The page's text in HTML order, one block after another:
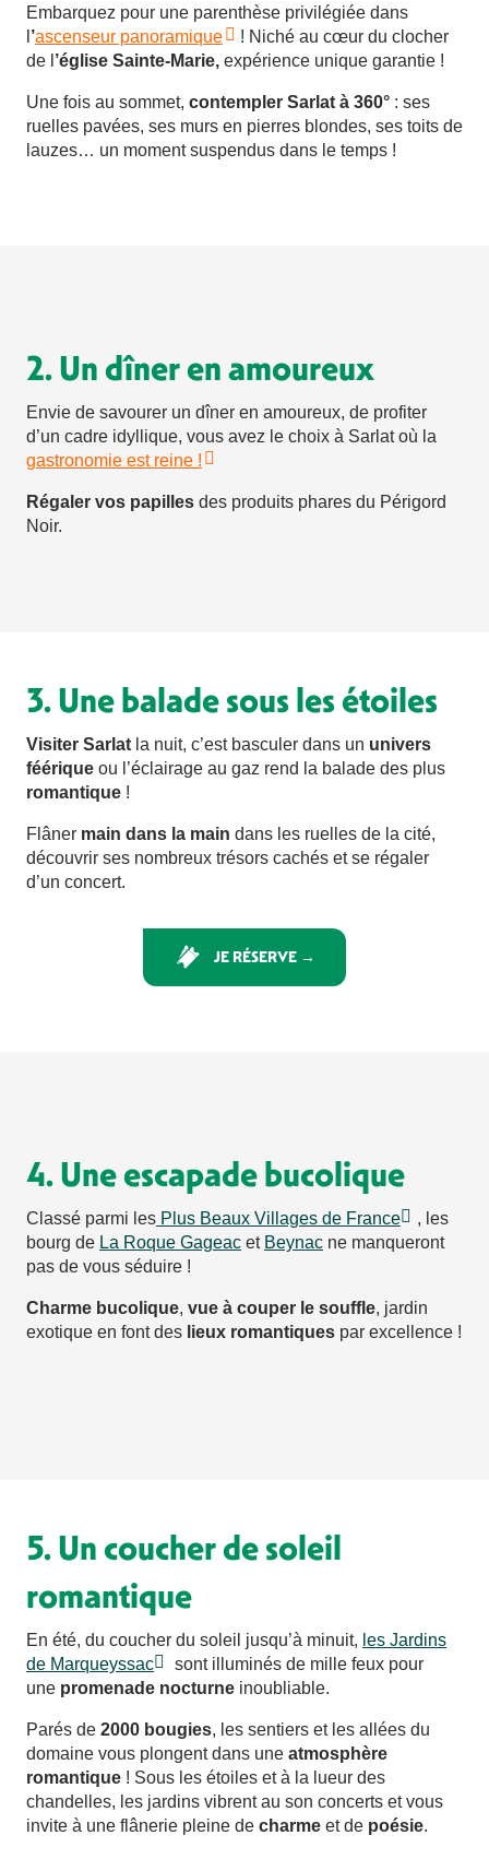
Embarquez pour une parenthèse privilégiée dans
’ascenseur panoramique
! Niché au cœur du clocher
de l ’église Sainte-Marie, expérience unique garantie !
Une fois au sommet, contempler Sarlat à 360° : ses
ruelles pavées, ses murs en pierres blondes, ses toits de
lauzes… un moment suspendus dans le temps !
2. Un dîner en amoureux
Envie de savourer un dîner en amoureux, de profiter
d’un cadre idyllique, vous avez le choix à Sarlat où la
gastronomie est reine !
Régaler vos papilles des produits phares du Périgord
Noir.
3. Une balade sous les étoiles
Visiter Sarlat la nuit, c’est basculer dans un univers
féérique ou l’éclairage au gaz rend la balade des plus
romantique !
Flâner main dans la main dans les ruelles de la cité,
découvrir ses nombreux trésors cachés et se régaler
d’un concert.
JE RÉSERVE →
4. Une escapade bucolique
Classé parmi les Plus Beaux Villages de France
, les
bourg de La Roque Gageac et Beynac ne manqueront
pas de vous séduire !
Charme bucolique, vue à couper le souffle, jardin
exotique en font des lieux romantiques par excellence !
5. Un coucher de soleil
romantique
En été, du coucher du soleil jusqu’à minuit, les Jardins
de Marqueyssac
sont illuminés de mille feux pour
une promenade nocturne inoubliable.
Parés de 2000 bougies, les sentiers et les allées du
domaine vous plongent dans une atmosphère
romantique ! Sous les étoiles et à la lueur des
chandelles, les jardins vibrent au son concerts et vous
invite à une flânerie pleine de charme et de poésie.